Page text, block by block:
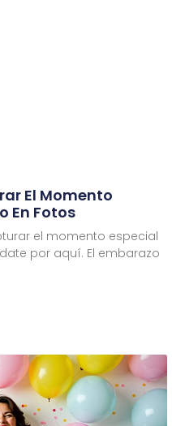
El Momento
En Fotos
el momento especial
por aquí. El embarazo